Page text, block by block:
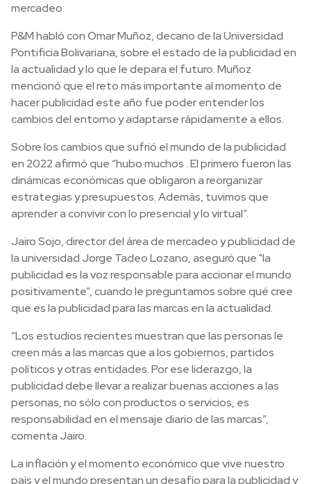
mercadeo.
P&M habló con Omar Muñoz, decano de la Universidad
Pontificia Bolivariana, sobre el estado de la publicidad en
la actualidad y lo que le depara el futuro. Muñoz
mencionó que el reto más importante al momento de
hacer publicidad este año fue poder entender los
cambios del entorno y adaptarse rápidamente a ellos.
Sobre los cambios que sufrió el mundo de la publicidad
en 2022 afirmó que “hubo muchos . El primero fueron las
dinámicas económicas que obligaron a reorganizar
estrategias y presupuestos. Además, tuvimos que
aprender a convivir con lo presencial y lo virtual”.
Jairo Sojo, director del área de mercadeo y publicidad de
la universidad Jorge Tadeo Lozano, aseguró que "la
publicidad es la voz responsable para accionar el mundo
positivamente”, cuando le preguntamos sobre qué cree
que es la publicidad para las marcas en la actualidad.
“Los estudios recientes muestran que las personas le
creen más a las marcas que a los gobiernos, partidos
políticos y otras entidades. Por ese liderazgo, la
publicidad debe llevar a realizar buenas acciones a las
personas, no sólo con productos o servicios, es
responsabilidad en el mensaje diario de las marcas”,
comenta Jairo.
La inflación y el momento económico que vive nuestro
país y el mundo presentan un desafío para la publicidad y